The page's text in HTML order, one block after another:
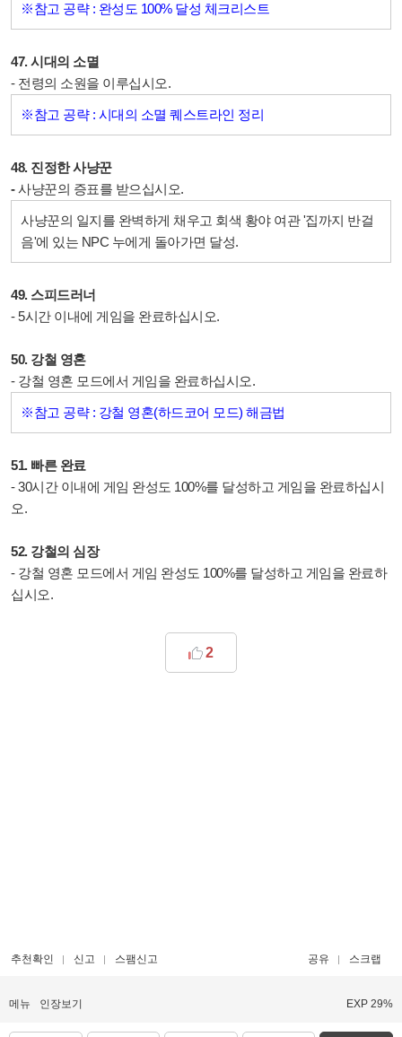
※참고 공략 : 완성도 100% 달성 체크리스트
47. 시대의 소멸
- 전령의 소원을 이루십시오.
※참고 공략 : 시대의 소멸 퀘스트라인 정리
48. 진정한 사냥꾼
-사냥꾼의 증표를 받으십시오.
사냥꾼의 일지를 완벽하게 채우고 회색 황야 여관 '집까지 반걸
음'에 있는 NPC 누에게 돌아가면 달성.
49. 스피드러너
- 5시간 이내에 게임을 완료하십시오.
50. 강철 영혼
- 강철 영혼 모드에서 게임을 완료하십시오.
※참고 공략 : 강철 영혼(하드코어 모드) 해금법
51. 빠른 완료
- 30시간 이내에 게임 완성도 100%를 달성하고 게임을 완료하십시
오.
52. 강철의 심장
- 강철 영혼 모드에서 게임 완성도 100%를 달성하고 게임을 완료하
십시오.
2
추천확인 신고 스팸신고 공유 스크랩
메뉴 인장보기 EXP 29%